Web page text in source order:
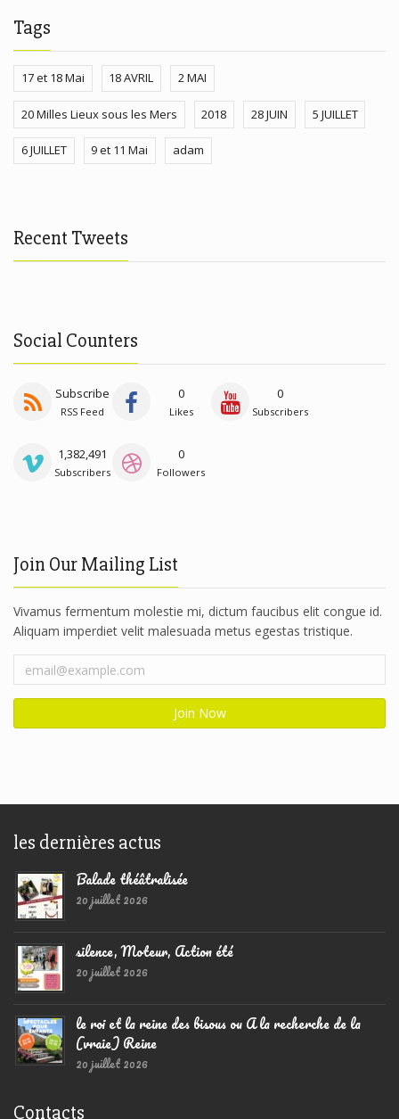
Tags
17 et 18 Mai 18 AVRIL 2 MAI
20 Milles Lieux sous les Mers 2018 28 JUIN 5 JUILLET
6 JUILLET 9 et 11 Mai adam
Recent Tweets
Social Counters
Subscribe
RSS Feed
0
Likes
0
Subscribers
1,382,491
Subscribers
0
Followers
Join Our Mailing List
Vivamus fermentum molestie mi, dictum faucibus elit congue id.
Aliquam imperdiet velit malesuada metus egestas tristique.
les dernières actus
Balade théâtralisée
20 juillet 2026
silence, Moteur, Action été
20 juillet 2026
le roi et la reine des bisous ou A la recherche de la
(vraie) Reine
20 juillet 2026
Contacts